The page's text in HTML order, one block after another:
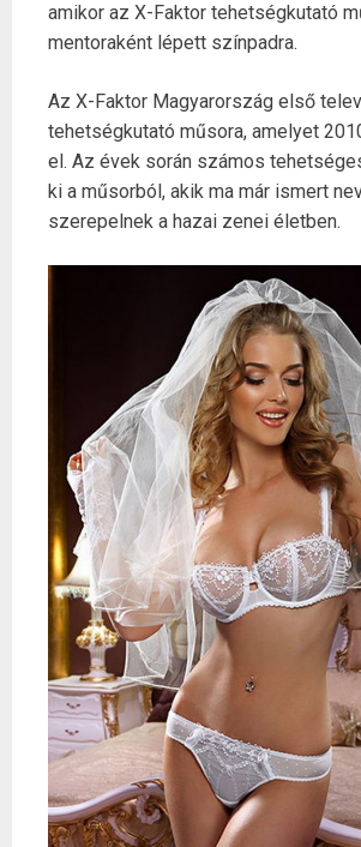
amikor az X-Faktor tehetségkutató
mentoraként lépett színpadra.
Az X-Faktor Magyarország első
tehetségkutató műsora, amelyet
el. Az évek során számos
ki a műsorból, akik ma már ismert
szerepelnek a hazai zenei életben.